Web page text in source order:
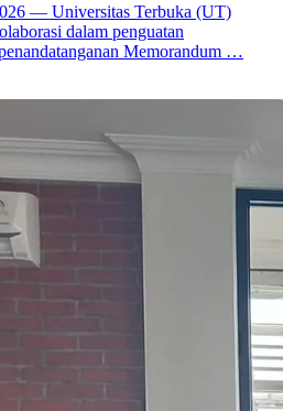
— Universitas Terbuka (UT)
dalam penguatan
Memorandum …